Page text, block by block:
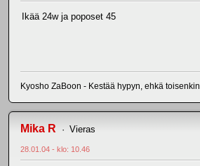
Ikää 24w ja poposet 45
Kyosho ZaBoon - Kestää hypyn, ehkä toisenkin
Mika R Vieras
28.01.04 - klo: 10.46